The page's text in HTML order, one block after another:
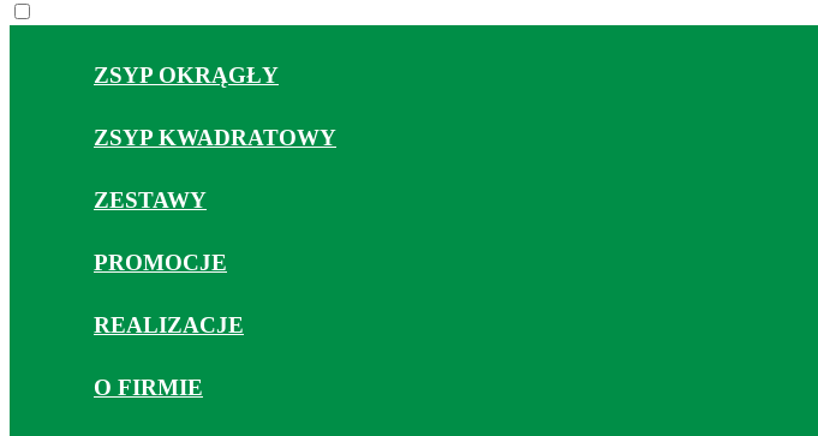
ZSYP OKRĄGŁY
ZSYP KWADRATOWY
ZESTAWY
PROMOCJE
REALIZACJE
O FIRMIE